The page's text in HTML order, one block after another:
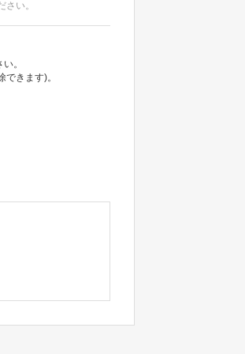
い。
。
きます)。